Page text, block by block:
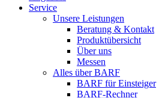
Service
Unsere Leistungen
Beratung & Kontakt
Produktübersicht
Über uns
Messen
Alles über BARF
BARF für Einsteiger
BARF-Rechner